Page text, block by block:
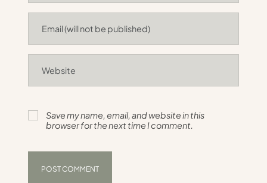
Save my name, email, and website in this
browser for the next time I comment.